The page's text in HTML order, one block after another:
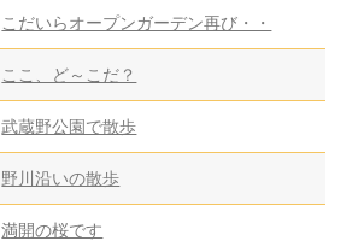
こだいらオープンガーデン再び・・
ここ、ど～こだ？
武蔵野公園で散歩
野川沿いの散歩
満開の桜です